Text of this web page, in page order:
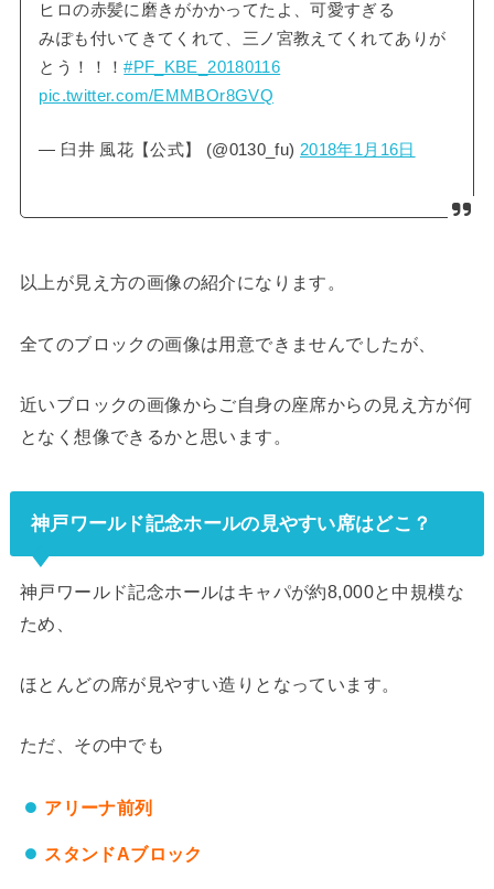
ヒロの赤髪に磨きがかかってたよ、可愛すぎる
みぽも付いてきてくれて、三ノ宮教えてくれてありが
とう！！！#PF_KBE_20180116
pic.twitter.com/EMMBOr8GVQ
— 臼井 風花【公式】 (@0130_fu) 2018年1月16日
以上が見え方の画像の紹介になります。
全てのブロックの画像は用意できませんでしたが、
近いブロックの画像からご自身の座席からの見え方が何
となく想像できるかと思います。
神戸ワールド記念ホールの見やすい席はどこ？
神戸ワールド記念ホールはキャパが約8,000と中規模な
ため、
ほとんどの席が見やすい造りとなっています。
ただ、その中でも
アリーナ前列
スタンドAブロック